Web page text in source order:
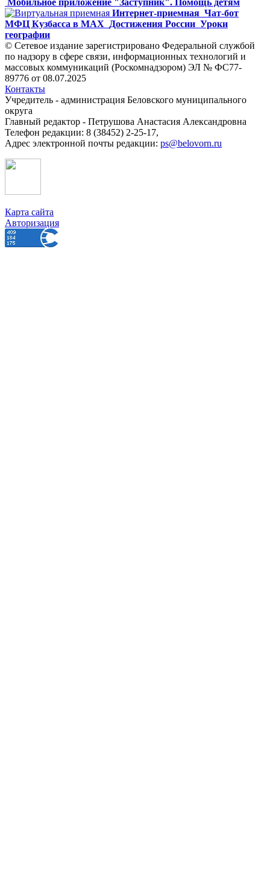
Интернет-приемная Чат-бот
МФЦ Кузбасса в MAX
Достижения России Уроки
географии
© Сетевое издание зарегистрировано Федеральной службой
по надзору в сфере связи, информационных технологий и
массовых коммуникаций (Роскомнадзором) ЭЛ № ФС77-
89776 от 08.07.2025
Контакты
Учредитель - администрация Беловского муниципального
округа
Главный редактор - Петрушова Анастасия Александровна
Телефон редакции: 8 (38452) 2-25-17,
Адрес электронной почты редакции: ps@belovorn.ru
Карта сайта
Авторизация